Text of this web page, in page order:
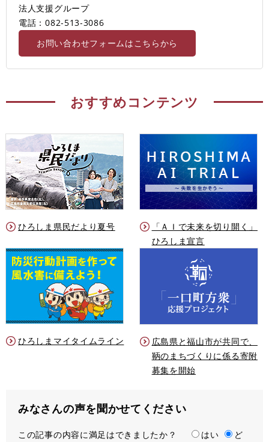
法人支援グループ
電話：082‐513‐3086
お問い合わせフォームはこちらから
おすすめコンテンツ
ひろしま県民だより夏号
「ＡＩで未来を切り開く」
ひろしま宣言
ひろしまマイタイムライン
広島県と福山市が共同で、
鞆のまちづくりに係る寄附
募集を開始
みなさんの声を聞かせてください
満
この記事の内容に満足はできましたか？ はい
ど